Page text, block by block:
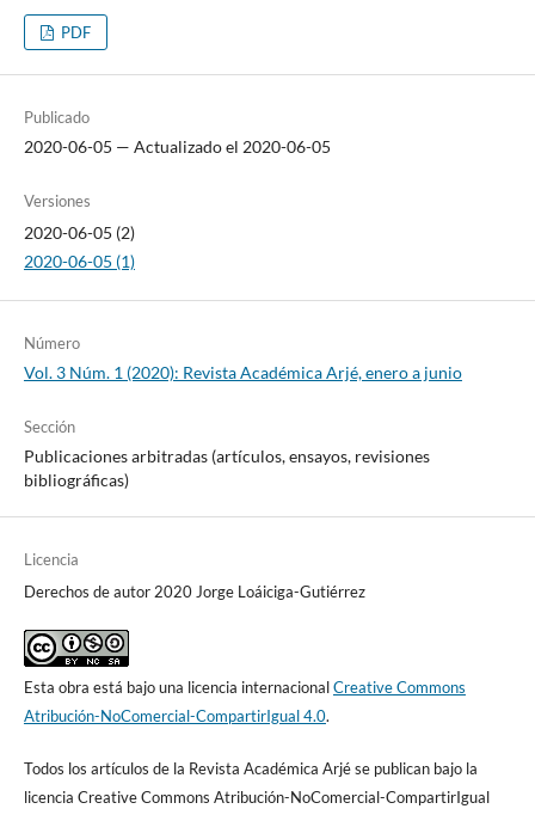
PDF
Publicado
2020-06-05 — Actualizado el 2020-06-05
Versiones
2020-06-05 (2)
2020-06-05 (1)
Número
Vol. 3 Núm. 1 (2020): Revista Académica Arjé, enero a junio
Sección
Publicaciones arbitradas (artículos, ensayos, revisiones
bibliográficas)
Licencia
Derechos de autor 2020 Jorge Loáiciga-Gutiérrez
Esta obra está bajo una licencia internacionalCreative Commons
Atribución-NoComercial-CompartirIgual 4.0.
Todos los artículos de la Revista Académica Arjé se publican bajo la
licencia Creative Commons Atribución-NoComercial-CompartirIgual